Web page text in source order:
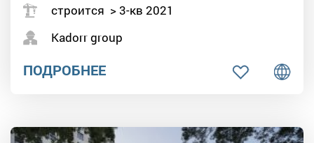
строится > 3-кв 2021
Kadorr group
ПОДРОБНЕЕ